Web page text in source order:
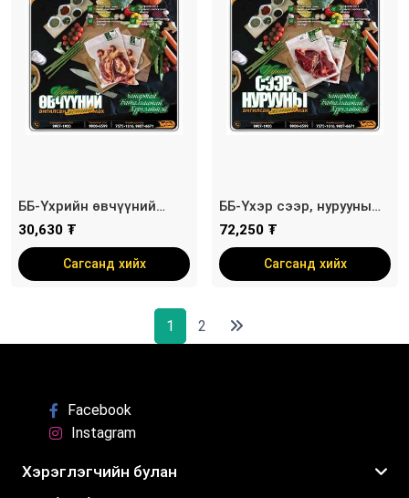
ББ-Үхрийн өвчүүний
ангилсан ястай мах /
савлагаат/
30,630 ₮
Сагсанд хийх
ББ-Үхэр сээр, нурууны
ангилсан ястай мах /
савлагаат/
72,250 ₮
Сагсанд хийх
1 2
Facebook
Instagram
Хэрэглэгчийн булан